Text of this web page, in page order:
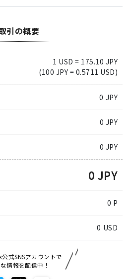
引の概要
1 USD = 175.10 JPY
(100 JPY = 0.5711 USD)
0 JPY
0 JPY
0 JPY
0 JPY
0 P
0 USD
式SNSアカウントで
情報を配信中！